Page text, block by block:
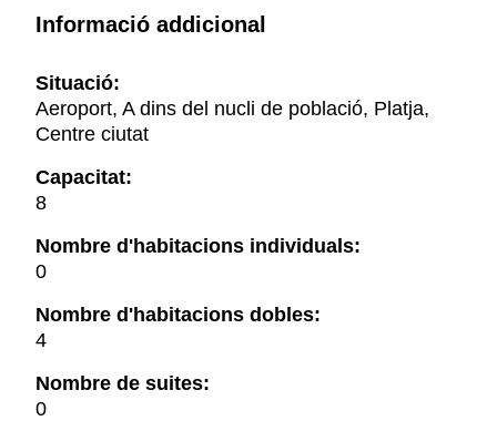
Informació addicional
Situació:
Aeroport, A dins del nucli de població, Platja,
Centre ciutat
Capacitat:
8
Nombre d'habitacions individuals:
0
Nombre d'habitacions dobles:
4
Nombre de suites:
0